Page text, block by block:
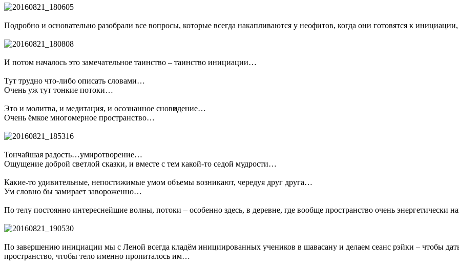
Подробно и основательно разобрали все вопросы, которые всегда накапливаются у неофитов, когда они готовятся к
И потом началось это замечательное таинство – таинство инициации…
Тут трудно что-либо описать словами…
Очень уж тут тонкие потоки…
Это и молитва, и медитация, и осознанное сновидение…
Очень ёмкое многомерное пространство…
Тончайшая радость…умиротворение…
Ощущение доброй светлой сказки, и вместе с тем какой-то седой мудрости…
Какие-то удивительные, непостижимые умом объемы возникают, чередуя друг друга…
Ум словно бы замирает завороженно…
По телу постоянно интереснейшие волны, потоки – особенно здесь, в деревне, где вообще пространство очень энергетически
По завершению инициации мы с Леной всегда кладём инициированных учеников в шавасану и делаем сеанс рэйки – чтобы
пространство, чтобы тело именно пропиталось им…